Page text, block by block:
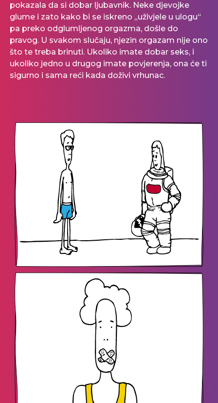
pokazala da si dobar ljubavnik. Neke djevojke
glume i zato kako bi se iskreno „uživjele u ulogu“
pa preko odglumljenog orgazma, došle do
pravog. U svakom slučaju, njezin orgazam nije ono
što te treba brinuti. Ukoliko imate dobar seks, i
ukoliko jedno u drugog imate povjerenja, ona će ti
sigurno i sama reći kada doživi vrhunac.